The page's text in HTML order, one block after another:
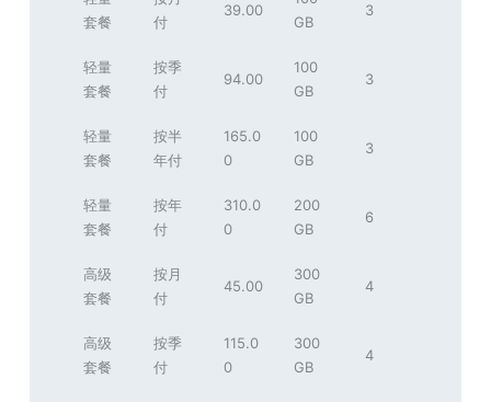
套餐
付
39.00
GB
3
轻量
套餐
按季
付
94.00
100
GB
3
轻量
套餐
按半
年付
165.0
0
100
GB
3
轻量
套餐
按年
付
310.0
0
200
GB
6
高级
套餐
按月
付
45.00
300
GB
4
高级
套餐
按季
付
115.0
0
300
GB
4